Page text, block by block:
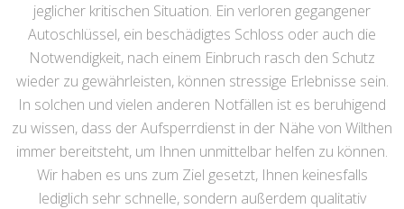
jeglicher kritischen Situation. Ein verloren gegangener
Autoschlüssel, ein beschädigtes Schloss oder auch die
Notwendigkeit, nach einem Einbruch rasch den Schutz
wieder zu gewährleisten, können stressige Erlebnisse sein.
In solchen und vielen anderen Notfällen ist es beruhigend
zu wissen, dass der Aufsperrdienst in der Nähe von Wilthen
immer bereitsteht, um Ihnen unmittelbar helfen zu können.
Wir haben es uns zum Ziel gesetzt, Ihnen keinesfalls
lediglich sehr schnelle, sondern außerdem qualitativ